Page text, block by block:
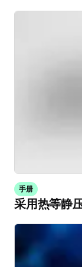
手册
采用热等静